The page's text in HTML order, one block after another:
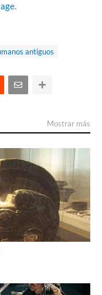
.
antiguos
Mostrar más